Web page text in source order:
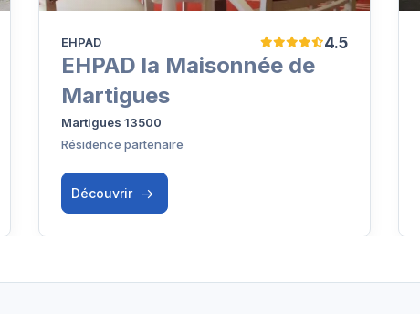
4.5
EHPAD
EHPAD la Maisonnée de
Martigues
Martigues 13500
Résidence partenaire
Découvrir